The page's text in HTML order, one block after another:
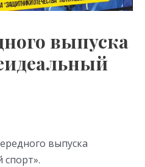
выпуска
выпуска
спорт».